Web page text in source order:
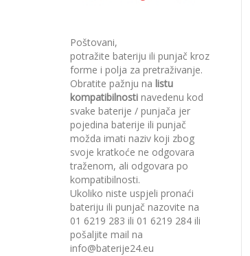
Poštovani,
potražite bateriju ili punjač kroz
forme i polja za pretraživanje.
Obratite pažnju na listu
kompatibilnosti navedenu kod
svake baterije / punjača jer
pojedina baterije ili punjač
možda imati naziv koji zbog
svoje kratkoće ne odgovara
traženom, ali odgovara po
kompatibilnosti.
Ukoliko niste uspjeli pronaći
bateriju ili punjač nazovite na
01 6219 283 ili 01 6219 284 ili
pošaljite mail na
info@baterije24.eu